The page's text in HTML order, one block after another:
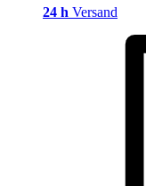
24 h Versand